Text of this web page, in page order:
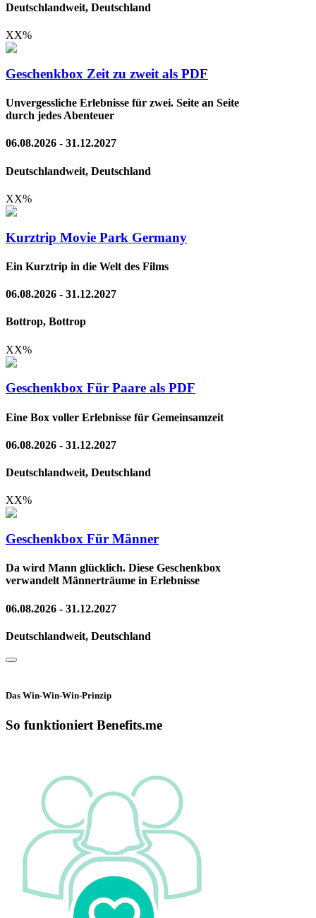
Deutschlandweit, Deutschland
XX%
Geschenkbox Zeit zu zweit als PDF
Unvergessliche Erlebnisse für zwei. Seite an Seite
durch jedes Abenteuer
06.08.2026 - 31.12.2027
Deutschlandweit, Deutschland
XX%
Kurztrip Movie Park Germany
Ein Kurztrip in die Welt des Films
06.08.2026 - 31.12.2027
Bottrop, Bottrop
XX%
Geschenkbox Für Paare als PDF
Eine Box voller Erlebnisse für Gemeinsamzeit
06.08.2026 - 31.12.2027
Deutschlandweit, Deutschland
XX%
Geschenkbox Für Männer
Da wird Mann glücklich. Diese Geschenkbox
verwandelt Männerträume in Erlebnisse
06.08.2026 - 31.12.2027
Deutschlandweit, Deutschland
Das Win-Win-Win-Prinzip
So funktioniert Benefits.me